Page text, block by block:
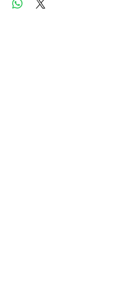
transparent comprenant